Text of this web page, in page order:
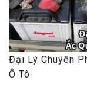
Đại Lý Chuyên
Ô Tô